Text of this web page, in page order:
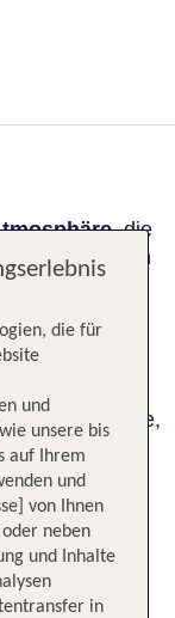
die
antiken Möbeln
auf die
wird
edle Stoffe,
Lounge-
die für
und
unsere bis
auf Ihrem
und
von Ihnen
neben
und Inhalte
in